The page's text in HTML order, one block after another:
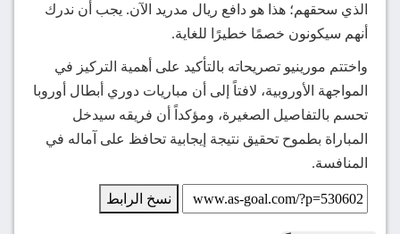
الذي سحقهم؛ هذا هو دافع ريال مدريد الآن. يجب أن ندرك
أنهم سيكونون خصمًا خطيرًا للغاية.
واختتم مورينيو تصريحاته بالتأكيد على أهمية التركيز في
المواجهة الأوروبية، لافتاً إلى أن مباريات دوري أبطال أوروبا
تحسم بالتفاصيل الصغيرة، ومؤكداً أن فريقه سيدخل
المباراة بطموح تحقيق نتيجة إيجابية تحافظ على آماله في
المنافسة.
نسخ الرابط